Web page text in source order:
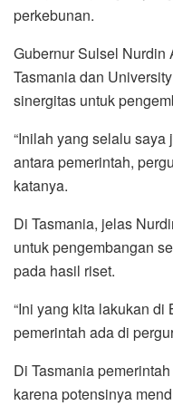
perkebunan.
Gubernur Sulsel Nurdin
Tasmania dan
sinergitas untuk
“Inilah yang selalu
antara pemerintah,
katanya.
Di Tasmania, jelas
untuk pengembangan
pada hasil riset.
“Ini yang kita lakukan
pemerintah ada di
Di Tasmania
karena potensinya